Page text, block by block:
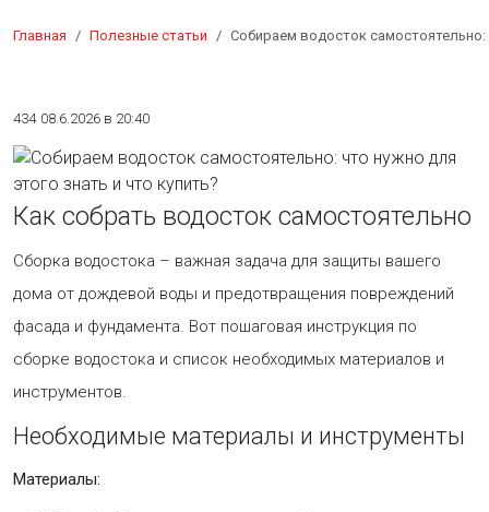
Главная Полезные статьи Собираем водосток самостоятельно:
434 08.6.2026 в 20:40
Как собрать водосток самостоятельно
Сборка водостока – важная задача для защиты вашего
дома от дождевой воды и предотвращения повреждений
фасада и фундамента. Вот пошаговая инструкция по
сборке водостока и список необходимых материалов и
инструментов.
Необходимые материалы и инструменты
Материалы: